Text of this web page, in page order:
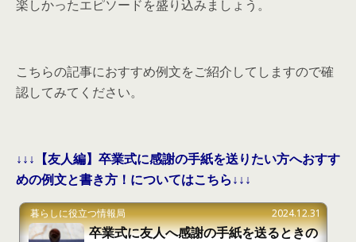
楽しかったエピソードを盛り込みましょう。
こちらの記事におすすめ例文をご紹介してしますので確
認してみてください。
↓↓↓【友人編】卒業式に感謝の手紙を送りたい方へおすす
めの例文と書き方！についてはこちら↓↓↓
暮らしに役立つ情報局 2024.12.31
卒業式に友人へ感謝の手紙を送るときの